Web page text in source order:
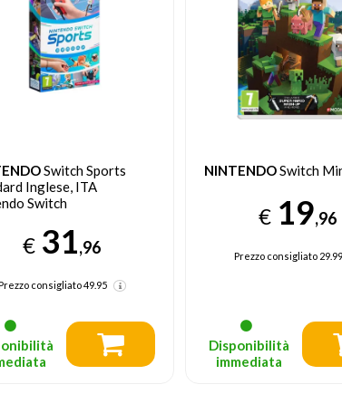
Switch Sports
Inglese, ITA
Switch
€ 31,96
consigliato49.95
NINTENDOSwitch
€ 19,96
Prezzo consigliato29.99
Disponibilità
immediata